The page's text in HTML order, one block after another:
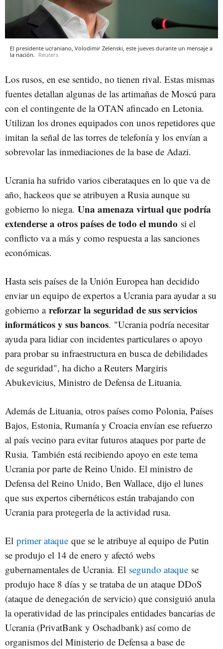
El presidente ucraniano, Volodimir Zelenski, este jueves durante un mensaje a
la nación. Reuters
Los rusos, en ese sentido, no tienen rival. Estas mismas
fuentes detallan algunas de las artimañas de Moscú para
con el contingente de la OTAN afincado en Letonia.
Utilizan los drones equipados con unos repetidores que
imitan la señal de las torres de telefonía y los envían a
sobrevolar las inmediaciones de la base de Adazi.
Ucrania ha sufrido varios ciberataques en lo que va de
año, hackeos que se atribuyen a Rusia aunque su
gobierno lo niega. Una amenaza virtual que podría
extenderse a otros países de todo el mundo si el
conflicto va a más y como respuesta a las sanciones
económicas.
Hasta seis países de la Unión Europea han decidido
enviar un equipo de expertos a Ucrania para ayudar a su
gobierno a reforzar la seguridad de sus servicios
informáticos y sus bancos. "Ucrania podría necesitar
ayuda para lidiar con incidentes particulares o apoyo
para probar su infraestructura en busca de debilidades
de seguridad", ha dicho a Reuters Margiris
Abukevicius, Ministro de Defensa de Lituania.
Además de Lituania, otros países como Polonia, Países
Bajos, Estonia, Rumanía y Croacia envían ese refuerzo
al país vecino para evitar futuros ataques por parte de
Rusia. También está recibiendo apoyo en este tema
Ucrania por parte de Reino Unido. El ministro de
Defensa del Reino Unido, Ben Wallace, dijo el lunes
que sus expertos cibernéticos están trabajando con
Ucrania para protegerla de la actividad rusa.
El primer ataque que se le atribuye al equipo de Putin
se produjo el 14 de enero y afectó webs
gubernamentales de Ucrania. El segundo ataque se
produjo hace 8 días y se trataba de un ataque DDoS
(ataque de denegación de servicio) que consiguió anula
la operatividad de las principales entidades bancarias de
Ucrania (PrivatBank y Oschadbank) así como de
organismos del Ministerio de Defensa a base de